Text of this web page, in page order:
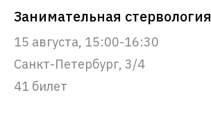
Занимательная стервология
15 августа, 15:00-16:30
Санкт-Петербург, 3/4
41 билет